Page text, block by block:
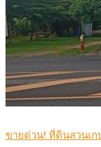
ขายด่วน! ที่ดินสวนเ